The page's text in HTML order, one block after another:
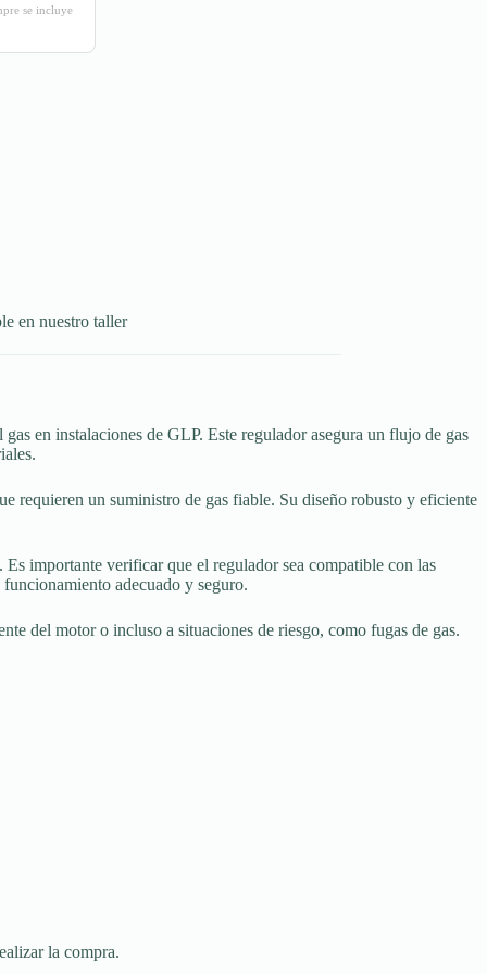
se incluye
en nuestro taller
en instalaciones de GLP. Este regulador asegura un flujo de gas
requieren un suministro de gas fiable. Su diseño robusto y eficiente
Es importante verificar que el regulador sea compatible con las
adecuado y seguro.
del motor o incluso a situaciones de riesgo, como fugas de gas.
la compra.